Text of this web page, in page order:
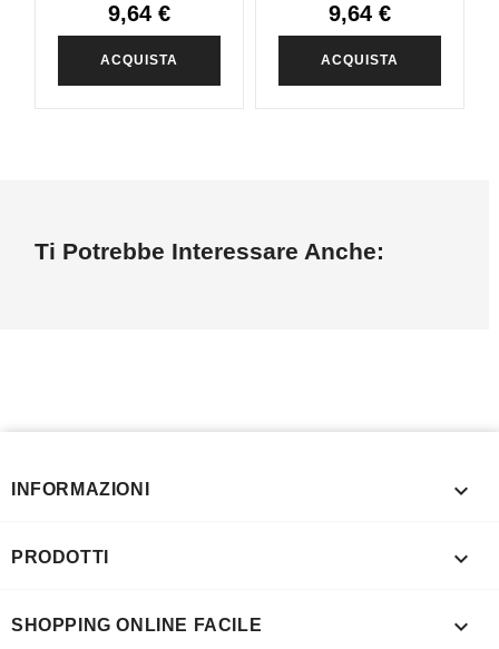
9,64 €
ACQUISTA
9,64 €
ACQUISTA
Ti Potrebbe Interessare Anche:
INFORMAZIONI 
PRODOTTI 
SHOPPING ONLINE FACILE 